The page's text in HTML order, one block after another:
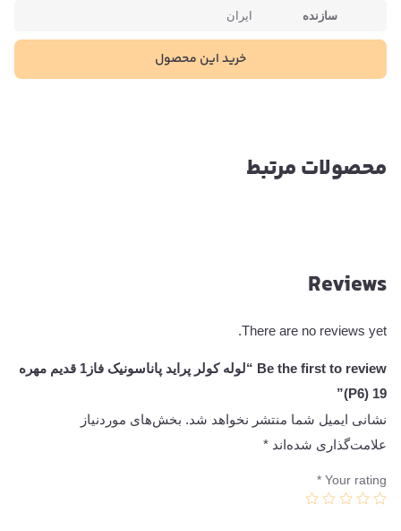
سازنده ایران
خرید این محصول
محصولات مرتبط
Reviews
There are no reviews yet.
Be the first to review “لوله کولر پراید پاناسونیک فاز1 قدیم مهره
19 (P6)”
نشانی ایمیل شما منتشر نخواهد شد. بخش‌های موردنیاز
علامت‌گذاری شده‌اند *
Your rating
*